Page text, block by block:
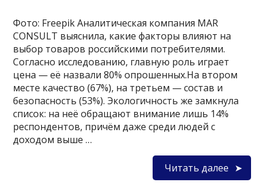
Фото: Freepik Аналитическая компания MAR
CONSULT выяснила, какие факторы влияют на
выбор товаров российскими потребителями.
Согласно исследованию, главную роль играет
цена — её назвали 80% опрошенных.На втором
месте качество (67%), на третьем — состав и
безопасность (53%). Экологичность же замкнула
список: на неё обращают внимание лишь 14%
респондентов, причём даже среди людей с
доходом выше …
Читать далее